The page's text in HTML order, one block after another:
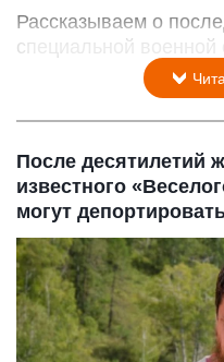
Рассказываем о
специальной военной
После десятилетий
известного
могут